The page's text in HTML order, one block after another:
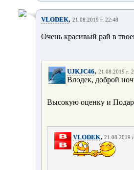
VLODEK, 21.08.2019 г. 22:48
Очень красивый рай в
UJKJC46, 21.08.2019 г.
Влодек, доброй
Высокую оценку и
VLODEK, 21.08.2019